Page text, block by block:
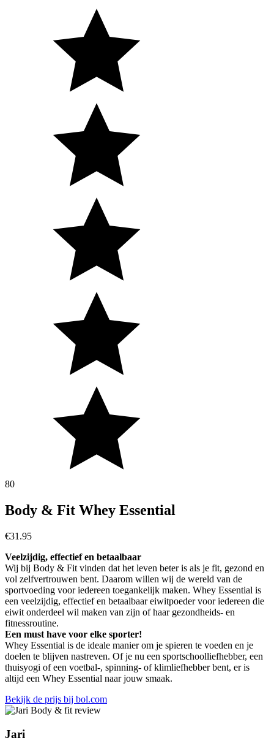
80
Body & Fit Whey Essential
€31.95
Veelzijdig, effectief en betaalbaar
Wij bij Body & Fit vinden dat het leven beter is als je fit, gezond en
vol zelfvertrouwen bent. Daarom willen wij de wereld van de
sportvoeding voor iedereen toegankelijk maken. Whey Essential is
een veelzijdig, effectief en betaalbaar eiwitpoeder voor iedereen die
eiwit onderdeel wil maken van zijn of haar gezondheids- en
fitnessroutine.
Een must have voor elke sporter!
Whey Essential is de ideale manier om je spieren te voeden en je
doelen te blijven nastreven. Of je nu een sportschoolliefhebber, een
thuisyogi of een voetbal-, spinning- of klimliefhebber bent, er is
altijd een Whey Essential naar jouw smaak.
Bekijk de prijs bij bol.com
Jari